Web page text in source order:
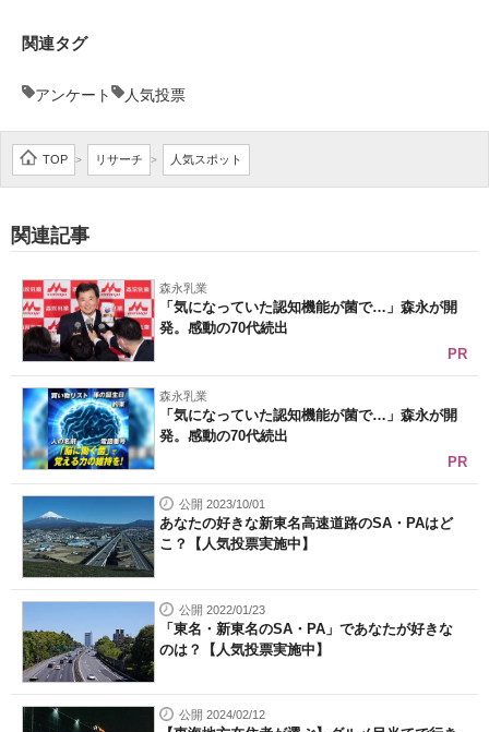
関連タグ
アンケート 人気投票
TOP > リサーチ > 人気スポット
関連記事
森永乳業
「気になっていた認知機能が菌で…」森永が開
発。感動の70代続出
PR
森永乳業
「気になっていた認知機能が菌で…」森永が開
発。感動の70代続出
PR
公開 2023/10/01
あなたの好きな新東名高速道路のSA・PAはど
こ？【人気投票実施中】
公開 2022/01/23
「東名・新東名のSA・PA」であなたが好きな
のは？【人気投票実施中】
公開 2024/02/12